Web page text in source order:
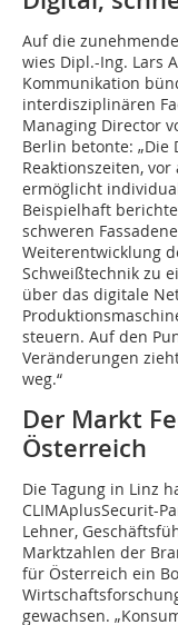
Auf die
wies Dipl.-Ing. Lars
Kommunikation
interdisziplinären
Managing Director
Berlin betonte:
Reaktionszeiten,
ermöglicht
Beispielhaft
schweren
Weiterentwicklung
Schweißtechnik zu
über das digitale
steuern. Auf den
Veränderungen
weg.“
Der Markt
Österreich
Die Tagung in Linz
CLIMAplusSecurit-
Lehner,
Marktzahlen der
für Österreich ein
gewachsen.